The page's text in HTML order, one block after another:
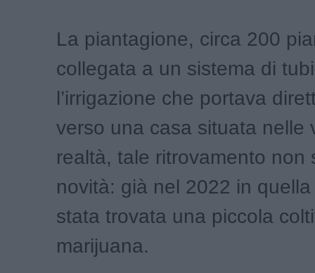
La piantagione, circa 200
collegata a un sistema di
l’irrigazione che portava
verso una casa situata nelle
realtà, tale ritrovamento non
novità: già nel 2022 in
stata trovata una piccola
marijuana.